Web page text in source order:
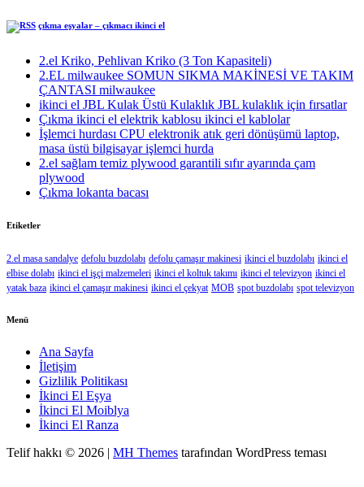
çıkma eşyalar – çıkmacı ikinci el
2.el Kriko, Pehlivan Kriko (3 Ton Kapasiteli)
2.EL milwaukee SOMUN SIKMA MAKİNESİ VE TAKIM
ÇANTASI milwaukee
ikinci el JBL Kulak Üstü Kulaklık JBL kulaklık için fırsatlar
Çıkma ikinci el elektrik kablosu ikinci el kablolar
İşlemci hurdası CPU elektronik atık geri dönüşümü laptop,
masa üstü bilgisayar işlemci hurda
2.el sağlam temiz plywood garantili sıfır ayarında çam
plywood
Çıkma lokanta bacası
Etiketler
2.el masa sandalye defolu buzdolabı defolu çamaşır makinesi ikinci el buzdolabı ikinci el
elbise dolabı ikinci el işçi malzemeleri ikinci el koltuk takımı ikinci el televizyon ikinci el
yatak baza ikinci el çamaşır makinesi ikinci el çekyat MOB spot buzdolabı spot televizyon
Menü
Ana Sayfa
İletişim
Gizlilik Politikası
İkinci El Eşya
İkinci El Moiblya
İkinci El Ranza
Telif hakkı © 2026 | MH Themes tarafından WordPress teması